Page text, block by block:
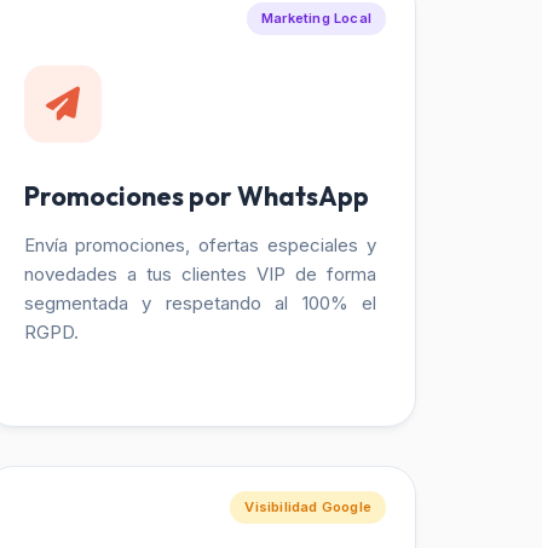
Marketing Local
Promociones por WhatsApp
Envía promociones, ofertas especiales y
novedades a tus clientes VIP de forma
segmentada y respetando al 100% el
RGPD.
Visibilidad Google